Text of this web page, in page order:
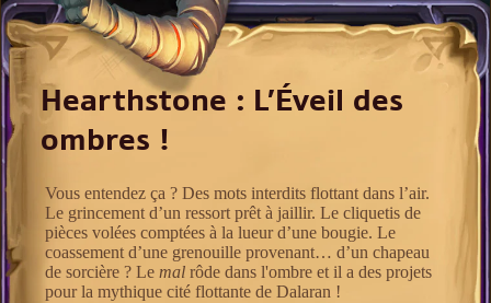
Hearthstone : L’Éveil des
ombres !
Vous entendez ça ? Des mots interdits flottant dans l’air.
Le grincement d’un ressort prêt à jaillir. Le cliquetis de
pièces volées comptées à la lueur d’une bougie. Le
coassement d’une grenouille provenant… d’un chapeau
de sorcière ? Lemal rôde dans l'ombre et il a des projets
pour la mythique cité flottante de Dalaran !